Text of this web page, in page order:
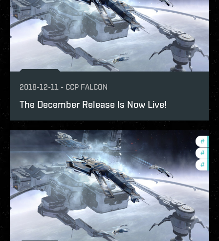
2018-12-11 - CCP FALCON
The December Release Is Now Live!
#
#
#